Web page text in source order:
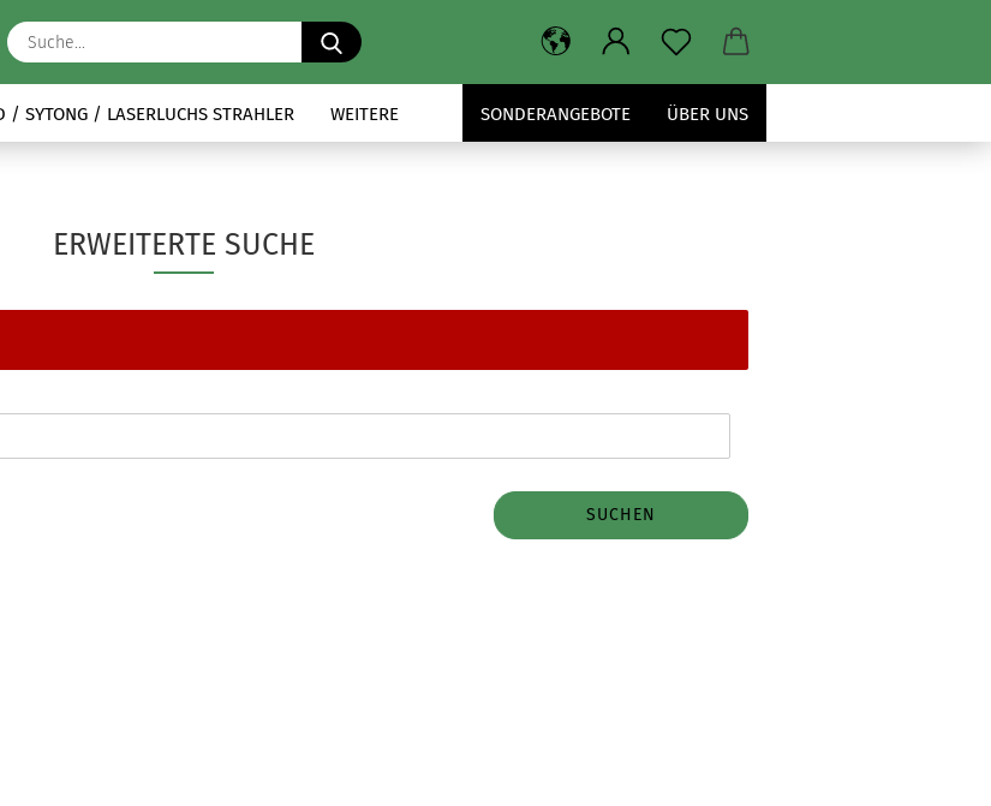
Suche...
/ SYTONG / LASERLUCHS STRAHLER SONDERANGEBOTE ÜBER UNS
WEITERE
ERWEITERTE SUCHE
SUCHEN